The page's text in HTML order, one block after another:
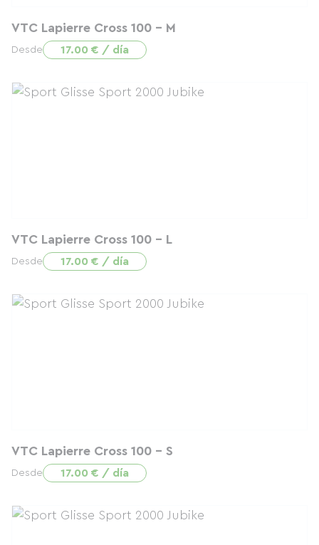
VTC Lapierre Cross 100 - M
Desde 17.00 € / día
VTC Lapierre Cross 100 - L
Desde 17.00 € / día
VTC Lapierre Cross 100 - S
Desde 17.00 € / día